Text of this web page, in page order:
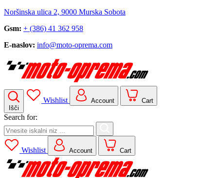
Noršinska ulica 2, 9000 Murska Sobota
Gsm: + (386) 41 362 958
E-naslov: info@moto-oprema.com
Išči
Wishlist Account Cart
Search for:
Wishlist Account Cart